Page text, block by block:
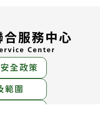
全政策
範圍